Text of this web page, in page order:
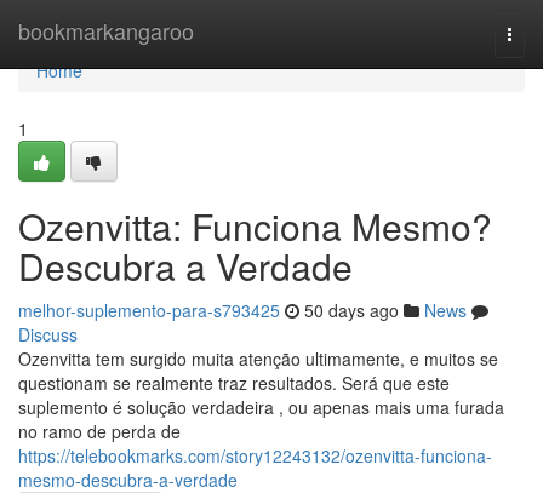
bookmarkangaroo
Home
Home
1
Ozenvitta: Funciona Mesmo?
Descubra a Verdade
melhor-suplemento-para-s793425 50 days ago
News
Discuss
Ozenvitta tem surgido muita atenção ultimamente, e muitos se
questionam se realmente traz resultados. Será que este
suplemento é solução verdadeira , ou apenas mais uma furada
no ramo de perda de
https://telebookmarks.com/story12243132/ozenvitta-funciona-
mesmo-descubra-a-verdade